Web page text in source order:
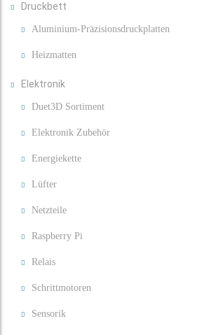
Druckbett
Aluminium-Präzisionsdruckplatten
Heizmatten
Elektronik
Duet3D Sortiment
Elektronik Zubehör
Energiekette
Lüfter
Netzteile
Raspberry Pi
Relais
Schrittmotoren
Sensorik